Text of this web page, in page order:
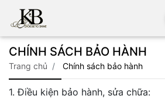
CHÍNH SÁCH BẢO HÀNH
trang chủ chính sách bảo hành
1. Điều kiện bảo hành, sửa chữa: